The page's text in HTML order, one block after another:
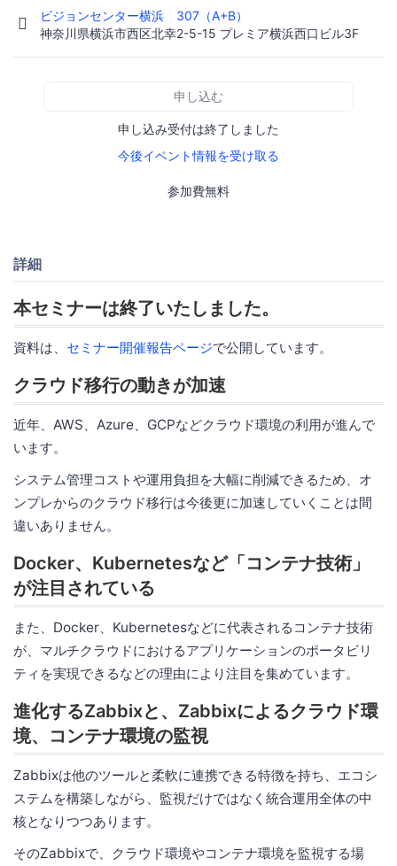
ビジョンセンター横浜 307（A+B）
神奈川県横浜市西区北幸2-5-15 プレミア横浜西口ビル3F
申し込む
申し込み受付は終了しました
今後イベント情報を受け取る
参加費無料
詳細
本セミナーは終了いたしました。
資料は、 セミナー開催報告ページで公開しています。
クラウド移行の動きが加速
近年、AWS、Azure、GCPなどクラウド環境の利用が進んで
います。
システム管理コストや運用負担を大幅に削減できるため、オ
ンプレからのクラウド移行は今後更に加速していくことは間
違いありません。
Docker、Kubernetesなど「コンテナ技術」
が注目されている
また、Docker、Kubernetesなどに代表されるコンテナ技術
が、マルチクラウドにおけるアプリケーションのポータビリ
ティを実現できるなどの理由により注目を集めています。
進化するZabbixと、Zabbixによるクラウド環
境、コンテナ環境の監視
Zabbixは他のツールと柔軟に連携できる特徴を持ち、エコシ
ステムを構築しながら、監視だけではなく統合運用全体の中
核となりつつあります。
そのZabbixで、クラウド環境やコンテナ環境を監視する場